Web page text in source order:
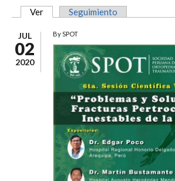
SOLAPAS PRINCIPALES
Ver (solapa activa)
Seguimiento
JUL
02
2020
BySPOT